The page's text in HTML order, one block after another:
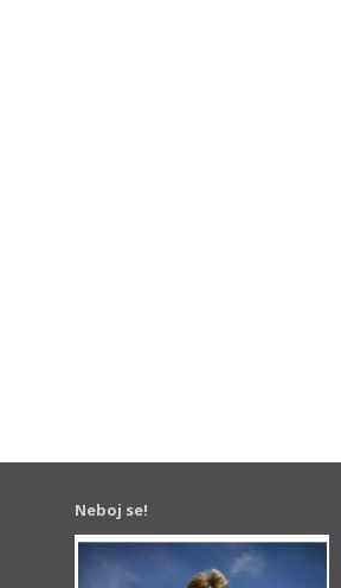
Neboj se!